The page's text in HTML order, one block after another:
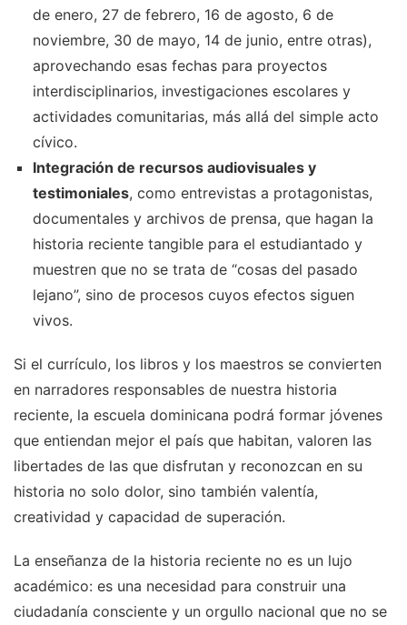
de enero, 27 de febrero, 16 de agosto, 6 de
noviembre, 30 de mayo, 14 de junio, entre otras),
aprovechando esas fechas para proyectos
interdisciplinarios, investigaciones escolares y
actividades comunitarias, más allá del simple acto
cívico.
Integración de recursos audiovisuales y
testimoniales, como entrevistas a protagonistas,
documentales y archivos de prensa, que hagan la
historia reciente tangible para el estudiantado y
muestren que no se trata de “cosas del pasado
lejano”, sino de procesos cuyos efectos siguen
vivos.
Si el currículo, los libros y los maestros se convierten
en narradores responsables de nuestra historia
reciente, la escuela dominicana podrá formar jóvenes
que entiendan mejor el país que habitan, valoren las
libertades de las que disfrutan y reconozcan en su
historia no solo dolor, sino también valentía,
creatividad y capacidad de superación.
La enseñanza de la historia reciente no es un lujo
académico: es una necesidad para construir una
ciudadanía consciente y un orgullo nacional que no se